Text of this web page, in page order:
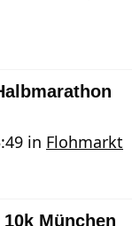
in Flohmarkt
München